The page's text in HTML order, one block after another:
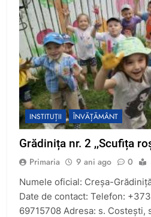
INSTITUȚII ÎNVĂȚĂMÂNT
Grădinița nr. 2 ,,Scufița
Primaria 9 ani ago 0
Numele oficial: Creșa-
Date de contact: Telefon:
69715708 Adresa: s. Costești,